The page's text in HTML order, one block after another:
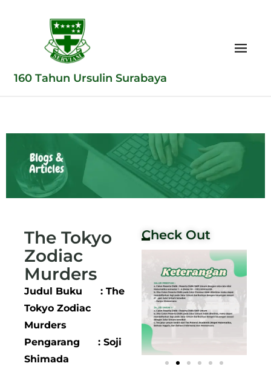
160 Tahun Ursulin Surabaya
The Tokyo
Zodiac
Murders
Judul Buku : The
Tokyo Zodiac
Murders
Pengarang : Soji
Shimada
Check Out